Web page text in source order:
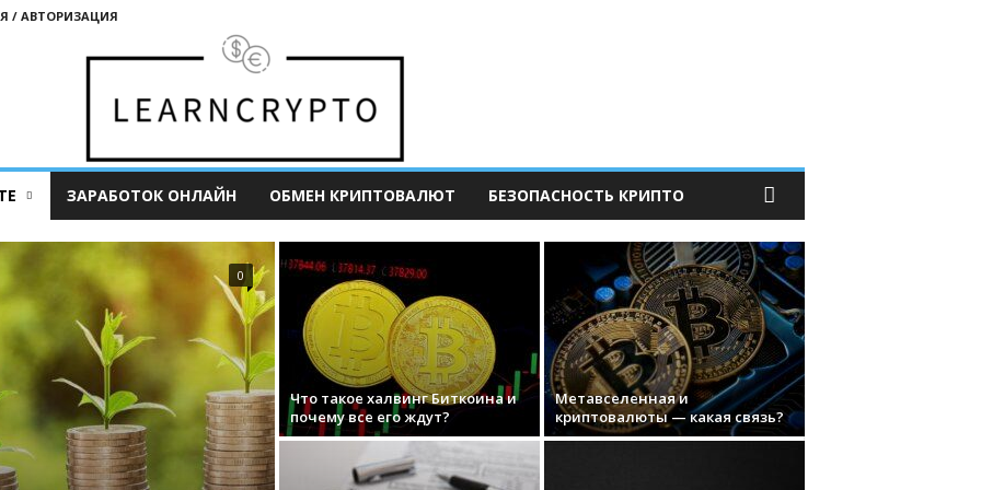
/ АВТОРИЗАЦИЯ
ЗАРАБОТОК ОНЛАЙН ОБМЕН КРИПТОВАЛЮТ БЕЗОПАСНОСТЬ КРИПТО
0
Что такое халвинг Биткоина и
почему все его ждут?
Метавселенная и
криптовалюты — какая связь?